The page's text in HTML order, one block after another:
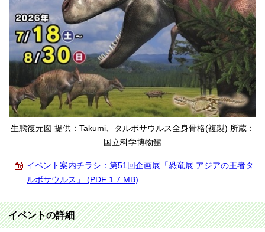
生態復元図 提供：Takumi、タルボサウルス全身骨格(複製) 所蔵：
国立科学博物館
イベント案内チラシ：第51回企画展「恐竜展 アジアの王者タ
ルボサウルス」 (PDF 1.7 MB)
イベントの詳細